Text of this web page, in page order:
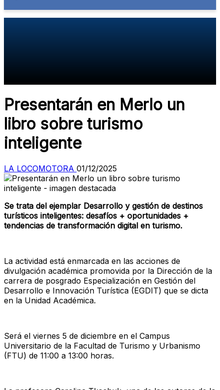
Presentarán en Merlo un
libro sobre turismo
inteligente
LA LOCOMOTORA 01/12/2025
Se trata del ejemplar Desarrollo y gestión de destinos
turísticos inteligentes: desafíos + oportunidades +
tendencias de transformación digital en turismo.
La actividad está enmarcada en las acciones de
divulgación académica promovida por la Dirección de la
carrera de posgrado Especialización en Gestión del
Desarrollo e Innovación Turística (EGDIT) que se dicta
en la Unidad Académica.
Será el viernes 5 de diciembre en el Campus
Universitario de la Facultad de Turismo y Urbanismo
(FTU) de 11:00 a 13:00 horas.